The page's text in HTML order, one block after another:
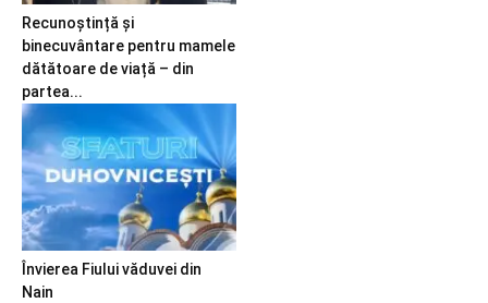
Recunoștință și
binecuvântare pentru mamele
dătătoare de viață – din
partea...
Învierea Fiului văduvei din
Nain